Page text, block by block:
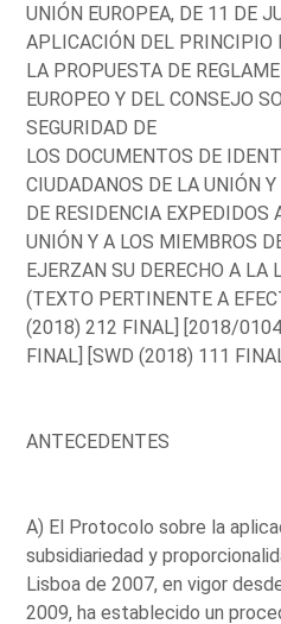
UNIÓN EUROPEA, DE 11 DE
APLICACIÓN DEL PRINCIPIO
LA PROPUESTA DE
EUROPEO Y DEL CONSEJO
SEGURIDAD DE
LOS DOCUMENTOS DE
CIUDADANOS DE LA UNIÓN
DE RESIDENCIA EXPEDIDOS
UNIÓN Y A LOS MIEMBROS
EJERZAN SU DERECHO A LA
(TEXTO PERTINENTE A
(2018) 212 FINAL] [2018/
FINAL] [SWD (2018) 111
ANTECEDENTES
A) El Protocolo sobre la
subsidiariedad y
Lisboa de 2007, en vigor
2009, ha establecido un